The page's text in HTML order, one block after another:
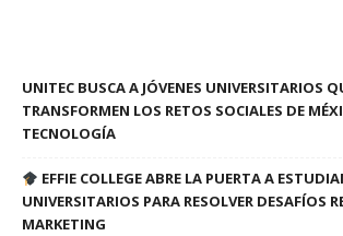
UNITEC BUSCA A JÓVENES UNIVERSITARIOS
TRANSFORMEN LOS RETOS SOCIALES DE
TECNOLOGÍA
EFFIE COLLEGE ABRE LA PUERTA A
UNIVERSITARIOS PARA RESOLVER DESAFÍOS
MARKETING